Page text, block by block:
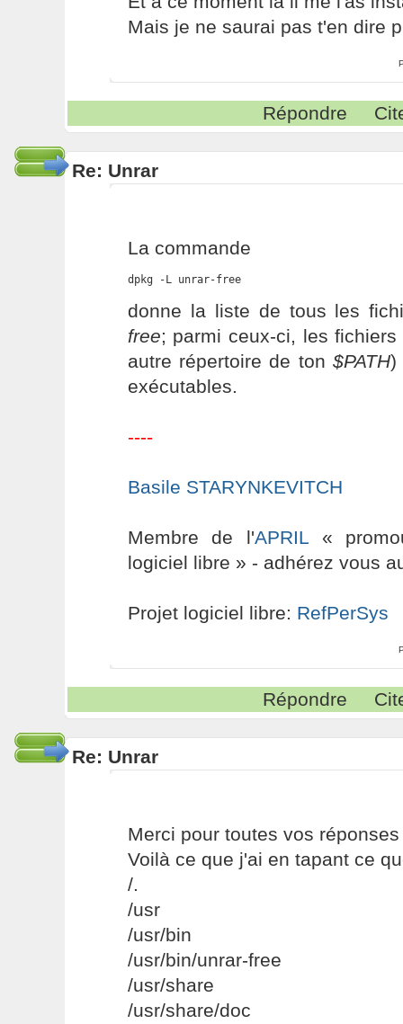
Mais je ne saurai pas t'en dire
Répondre
Re: Unrar
La commande
dpkg -L unrar-free
donne la liste de tous les
free; parmi ceux-ci, les
autre répertoire de ton$PATH)
exécutables.
----
Basile STARYNKEVITCH
Membre de l'APRIL «
logiciel libre » - adhérez vous
Projet logiciel libre: RefPerSys
Répondre
Re: Unrar
Merci pour toutes vos réponses
Voilà ce que j'ai en tapant ce
/.
/usr
/usr/bin
/usr/bin/unrar-free
/usr/share
/usr/share/doc